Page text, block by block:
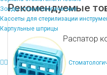
Зонды стоматологические
Кассеты для стерилизации
Карпульные шприцы
Рекомендуемые
Распатор